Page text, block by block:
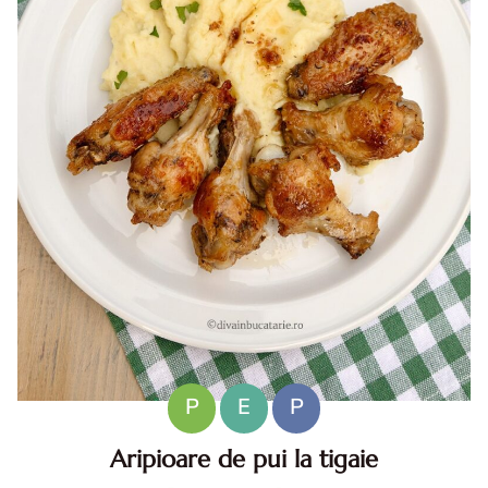
P E
P
Aripioare de pui la tigaie